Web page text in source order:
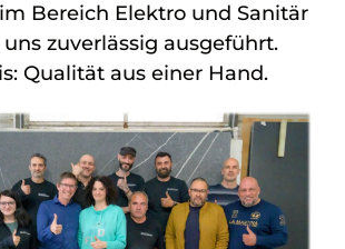
Bereich Elektro und Sanitär
zuverlässig ausgeführt.
Qualität aus einer Hand.